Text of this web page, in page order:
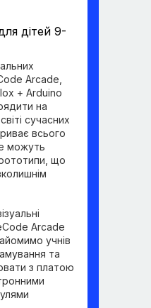
дітей 9-
Arcade,
+ Arduino
на
сучасних
всього
можуть
що
Arcade
учнів
та
з платою